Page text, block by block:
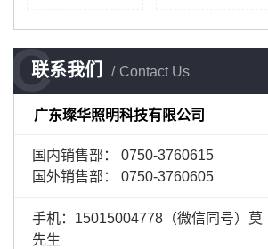
联系我们 Contact Us
C
广东璨华照明科技有限公司
国内销售部： 0750-3760615
国外销售部： 0750-3760605
手机：15015004778（微信同号）莫
先生